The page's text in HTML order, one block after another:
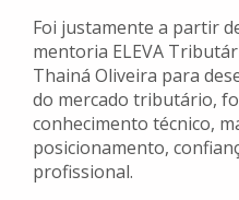
Foi justamente a partir
mentoria ELEVA
Thainá Oliveira para
do mercado tributário,
conhecimento técnico,
posicionamento,
profissional.